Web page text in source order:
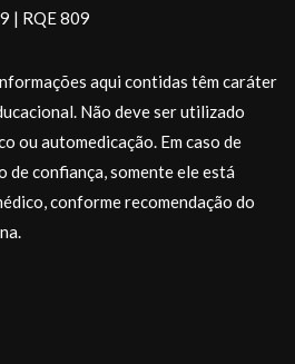
| RQE 809
aqui contidas têm caráter
Não deve ser utilizado
ou automedicação. Em caso de
de confiança, somente ele está
conforme recomendação do